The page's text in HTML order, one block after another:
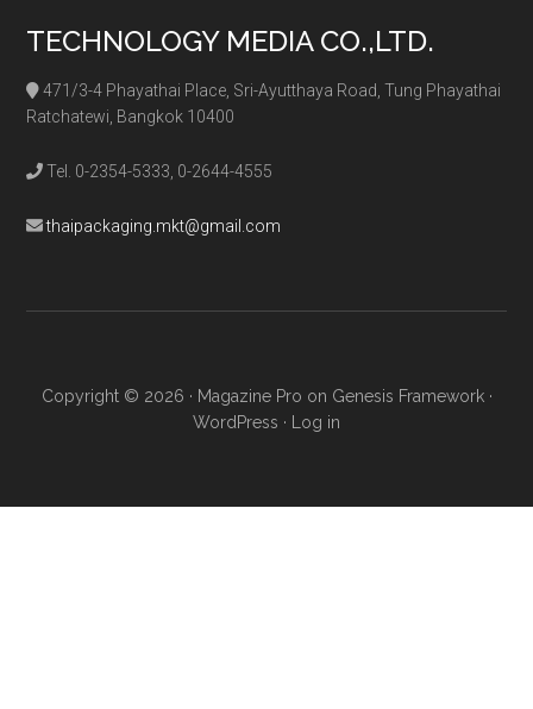
TECHNOLOGY MEDIA CO.,LTD.
471/3-4 Phayathai Place, Sri-Ayutthaya Road, Tung Phayathai
Ratchatewi, Bangkok 10400
Tel. 0-2354-5333, 0-2644-4555
thaipackaging.mkt@gmail.com
Copyright © 2026 · Magazine Pro on Genesis Framework·
WordPress · Log in